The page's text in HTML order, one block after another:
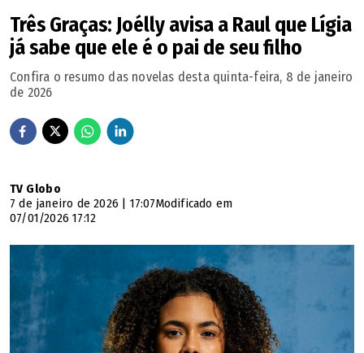
Três Graças: Joélly avisa a Raul que Lígia
já sabe que ele é o pai de seu filho
Confira o resumo das novelas desta quinta-feira, 8 de janeiro
de 2026
TV Globo
7 de janeiro de 2026 | 17:07Modificado em
07/01/2026 17:12